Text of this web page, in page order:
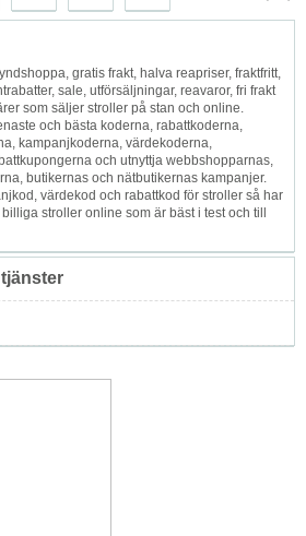
Topp
gratis frakt, halva reapriser, fraktfritt,
sale, utförsäljningar, reavaror, fri frakt
som säljer stroller på stan och online.
och bästa koderna, rabattkoderna,
kampanjkoderna, värdekoderna,
och utnyttja webbshopparnas,
butikernas och nätbutikernas kampanjer.
värdekod och rabattkod för stroller så har
stroller online som är bäst i test och till